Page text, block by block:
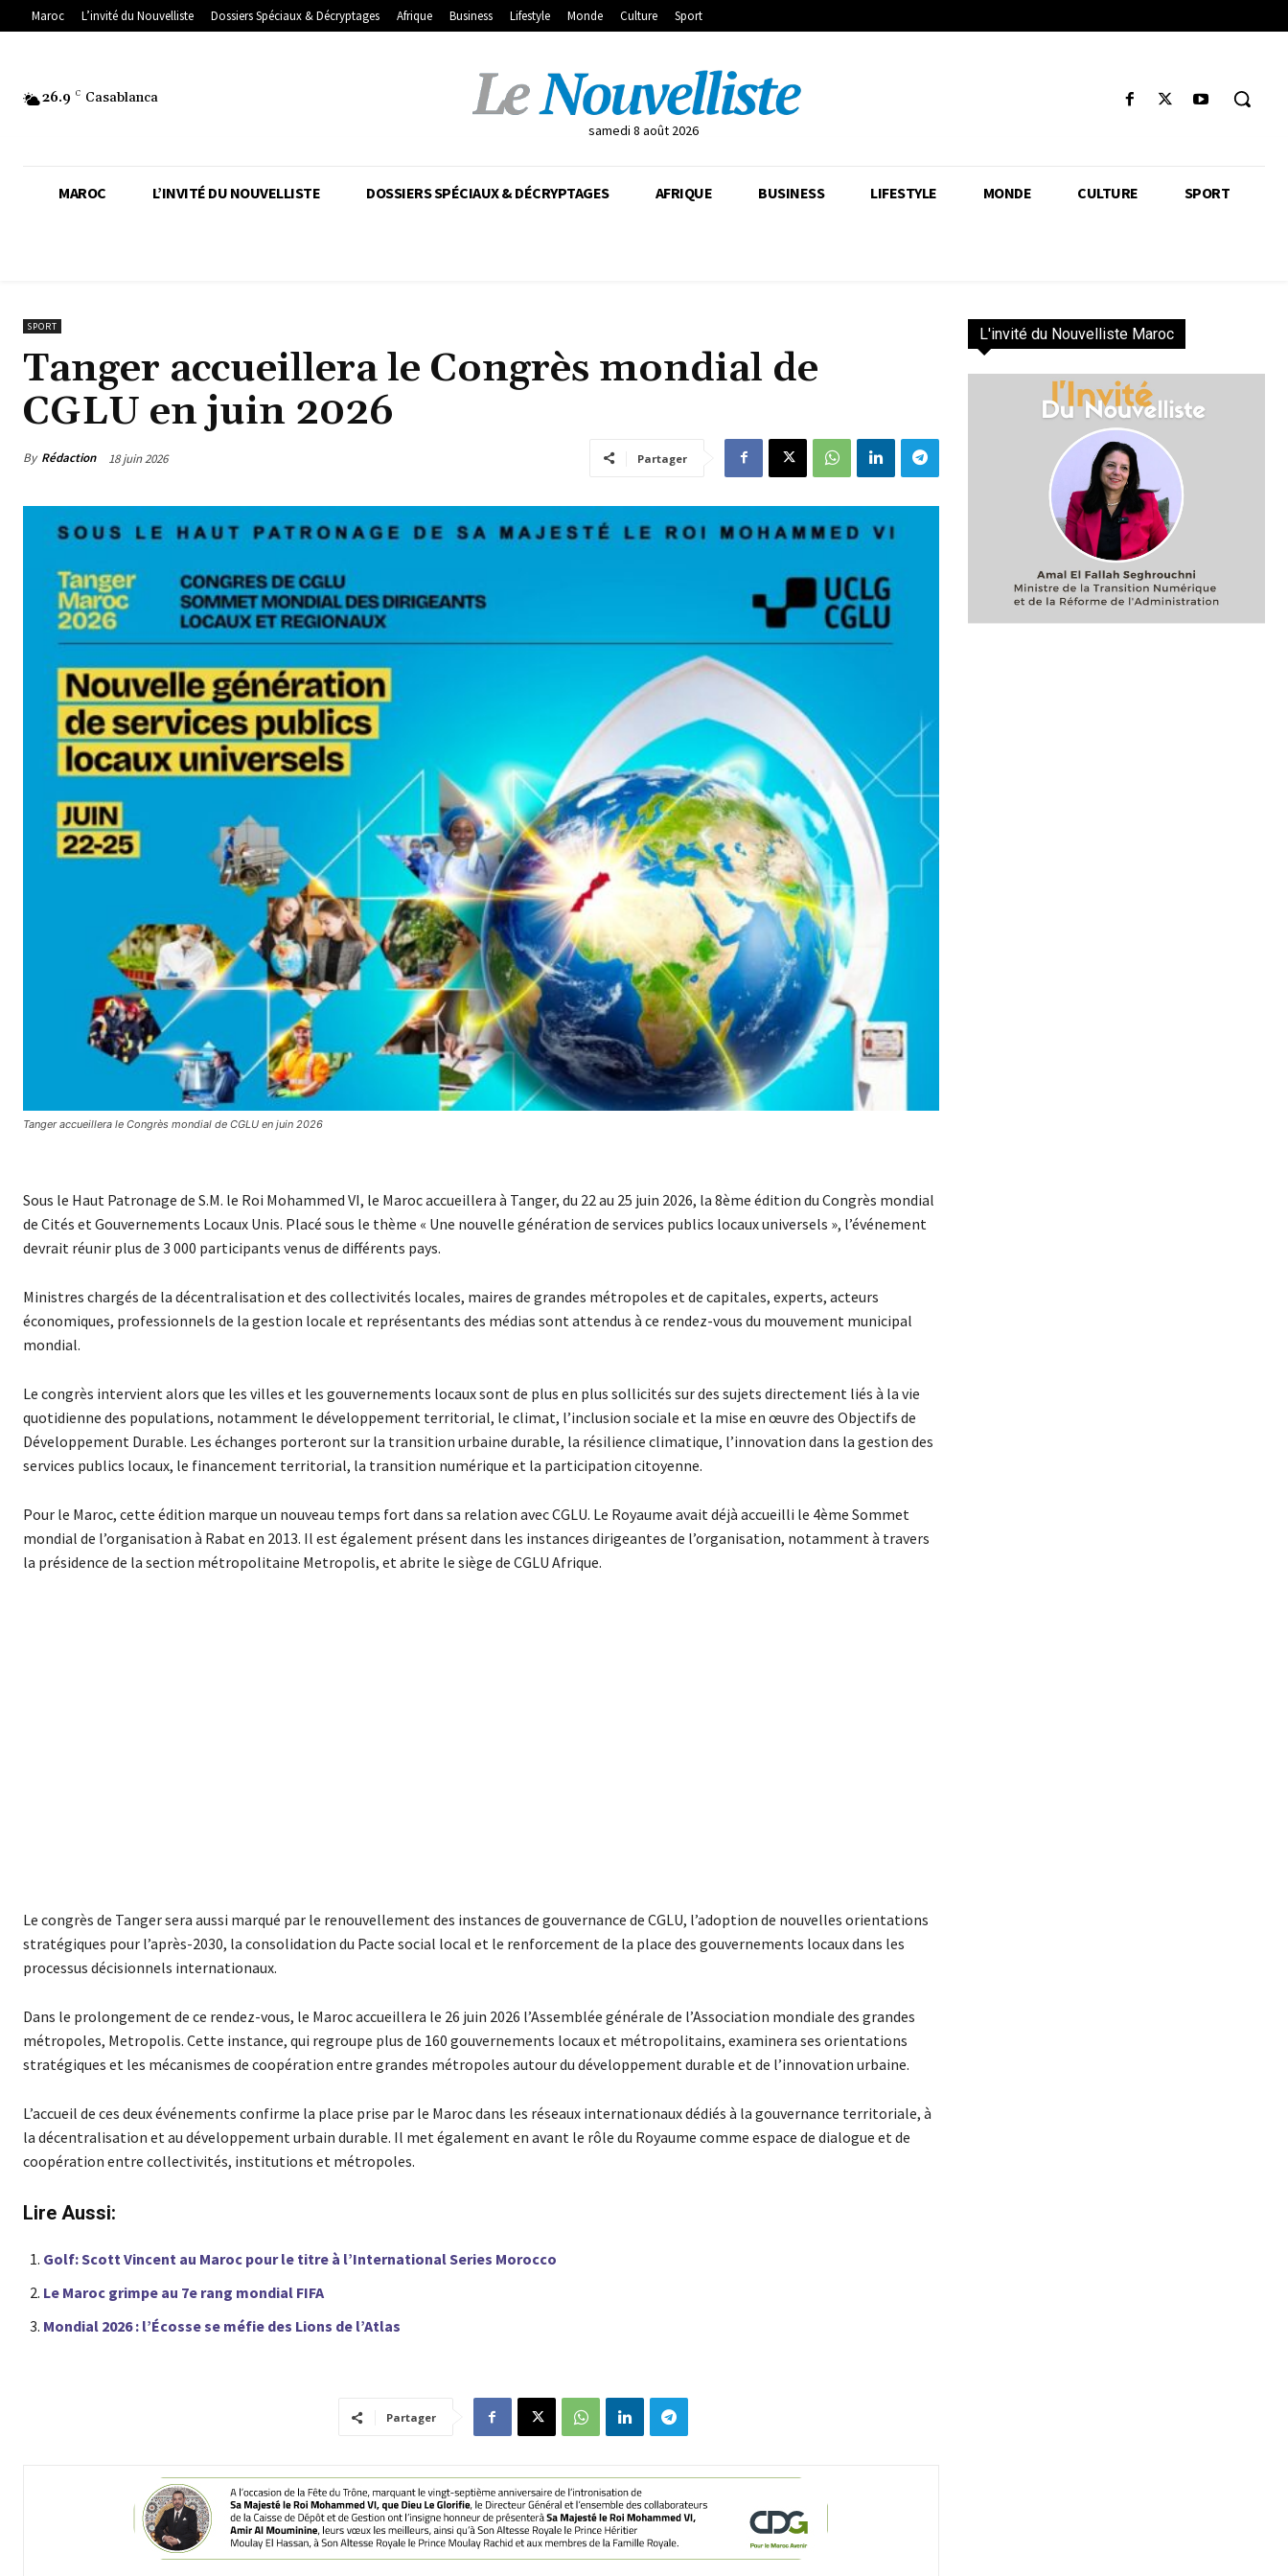
Maroc L’invité du Nouvelliste Dossiers Spéciaux & Décryptages Afrique Business Lifestyle Monde Culture Sport
26.9 C Casablanca
samedi 8 août 2026
MAROC L’INVITÉ DU NOUVELLISTE DOSSIERS SPÉCIAUX & DÉCRYPTAGES AFRIQUE BUSINESS LIFESTYLE MONDE CULTURE SPORT
SPORT
Tanger accueillera le Congrès mondial de
CGLU en juin 2026
By Rédaction 18 juin 2026 Partager
Tanger accueillera le Congrès mondial de CGLU en juin 2026
Sous le Haut Patronage de S.M. le Roi Mohammed VI, le Maroc accueillera à Tanger, du 22 au 25 juin 2026, la 8ème édition du Congrès mondial
de Cités et Gouvernements Locaux Unis. Placé sous le thème « Une nouvelle génération de services publics locaux universels », l’événement
devrait réunir plus de 3 000 participants venus de différents pays.
Ministres chargés de la décentralisation et des collectivités locales, maires de grandes métropoles et de capitales, experts, acteurs
économiques, professionnels de la gestion locale et représentants des médias sont attendus à ce rendez-vous du mouvement municipal
mondial.
Le congrès intervient alors que les villes et les gouvernements locaux sont de plus en plus sollicités sur des sujets directement liés à la vie
quotidienne des populations, notamment le développement territorial, le climat, l’inclusion sociale et la mise en œuvre des Objectifs de
Développement Durable. Les échanges porteront sur la transition urbaine durable, la résilience climatique, l’innovation dans la gestion des
services publics locaux, le financement territorial, la transition numérique et la participation citoyenne.
Pour le Maroc, cette édition marque un nouveau temps fort dans sa relation avec CGLU. Le Royaume avait déjà accueilli le 4ème Sommet
mondial de l’organisation à Rabat en 2013. Il est également présent dans les instances dirigeantes de l’organisation, notamment à travers
la présidence de la section métropolitaine Metropolis, et abrite le siège de CGLU Afrique.
Le congrès de Tanger sera aussi marqué par le renouvellement des instances de gouvernance de CGLU, l’adoption de nouvelles orientations
stratégiques pour l’après-2030, la consolidation du Pacte social local et le renforcement de la place des gouvernements locaux dans les
processus décisionnels internationaux.
Dans le prolongement de ce rendez-vous, le Maroc accueillera le 26 juin 2026 l’Assemblée générale de l’Association mondiale des grandes
métropoles, Metropolis. Cette instance, qui regroupe plus de 160 gouvernements locaux et métropolitains, examinera ses orientations
stratégiques et les mécanismes de coopération entre grandes métropoles autour du développement durable et de l’innovation urbaine.
L’accueil de ces deux événements confirme la place prise par le Maroc dans les réseaux internationaux dédiés à la gouvernance territoriale, à
la décentralisation et au développement urbain durable. Il met également en avant le rôle du Royaume comme espace de dialogue et de
coopération entre collectivités, institutions et métropoles.
Lire Aussi:
Golf: Scott Vincent au Maroc pour le titre à l’International Series Morocco
Le Maroc grimpe au 7e rang mondial FIFA
Mondial 2026 : l’Écosse se méfie des Lions de l’Atlas
Partager
L'invité du Nouvelliste Maroc